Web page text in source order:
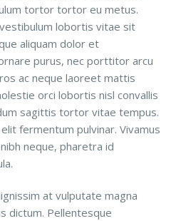
tortor tortor eu metus.
lobortis vitae sit
aliquam dolor et
purus, nec porttitor arcu
ac neque laoreet mattis
orci lobortis nisl convallis
sagittis tortor vitae tempus.
fermentum pulvinar. Vivamus
neque, pharetra id
at vulputate magna
dictum. Pellentesque